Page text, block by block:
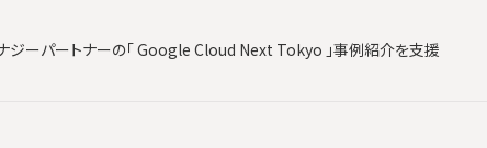
ジーパートナーの「 Google Cloud Next Tokyo 」事例紹介を支援